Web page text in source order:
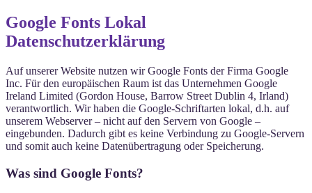
Google Fonts Lokal
Datenschutzerklärung
Auf unserer Website nutzen wir Google Fonts der Firma Google
Inc. Für den europäischen Raum ist das Unternehmen Google
Ireland Limited (Gordon House, Barrow Street Dublin 4, Irland)
verantwortlich. Wir haben die Google-Schriftarten lokal, d.h. auf
unserem Webserver – nicht auf den Servern von Google –
eingebunden. Dadurch gibt es keine Verbindung zu Google-Servern
und somit auch keine Datenübertragung oder Speicherung.
Was sind Google Fonts?